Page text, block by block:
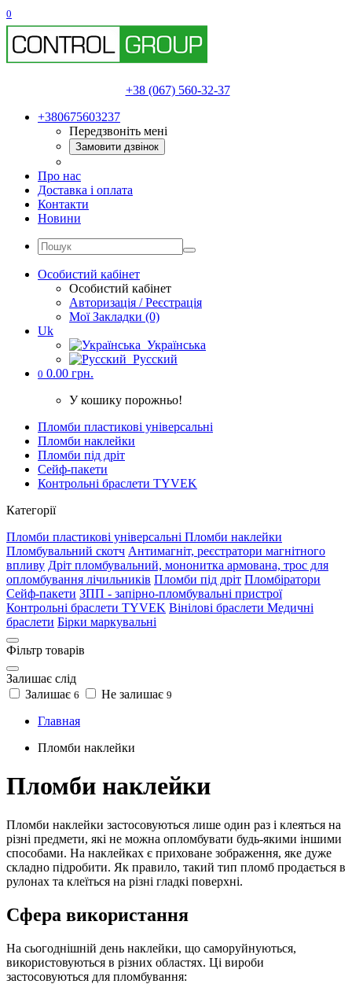
0
+38 (067) 560-32-37
+380675603237
Передзвоніть мені
Замовити дзвінок
Про нас
Доставка і оплата
Контакти
Новини
Особистий кабінет
Особистий кабінет
Авторизація / Реєстрація
Мої Закладки (0)
Uk
Українська
Русский
0 0.00 грн.
У кошику порожньо!
Пломби пластикові універсальні
Пломби наклейки
Пломби під дріт
Cейф-пакети
Контрольні браслети TYVEK
Категорії
Пломби пластикові універсальні Пломби наклейки
Пломбувальний скотч Антимагніт, реєстратори магнітного
впливу Дріт пломбувальний, мононитка армована, трос для
опломбування лічильників Пломби під дріт Пломбіратори
Cейф-пакети ЗПП - запірно-пломбувальні пристрої
Контрольні браслети TYVEK Вінілові браслети Медичні
браслети Бірки маркувальні
Фільтр товарів
Залишає слід
Залишає 6 Не залишає 9
Главная
Пломби наклейки
Пломби наклейки
Пломби наклейки застосовуються лише один раз і клеяться на
різні предмети, які не можна опломбувати будь-якими іншими
способами. На наклейках є приховане зображення, яке дуже
складно підробити. Як правило, такий тип пломб продається в
рулонах та клеїться на різні гладкі поверхні.
Сфера використання
На сьогоднішній день наклейки, що саморуйнуються,
використовуються в різних областях. Ці вироби
застосовуються для пломбування: